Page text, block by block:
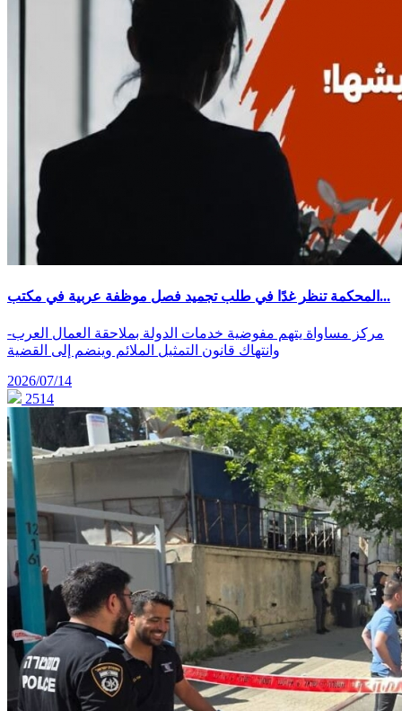
المحكمة تنظر غدًا في طلب تجميد فصل موظفة عربية في مكتب...
-مركز مساواة يتهم مفوضية خدمات الدولة بملاحقة العمال العرب
وانتهاك قانون التمثيل الملائم وينضم إلى القضية
2026/07/14
2514